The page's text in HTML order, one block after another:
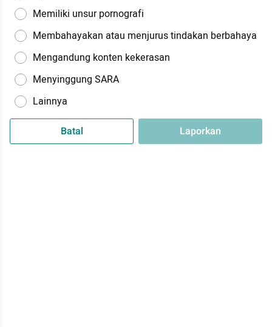
Memiliki unsur pornografi
Membahayakan atau menjurus tindakan berbahaya
Mengandung konten kekerasan
Menyinggung SARA
Lainnya
Batal Laporkan